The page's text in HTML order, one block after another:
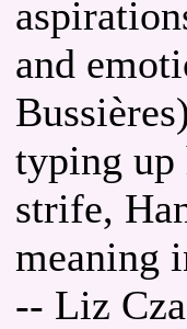
and
typing up
strife,
meaning
-- Liz